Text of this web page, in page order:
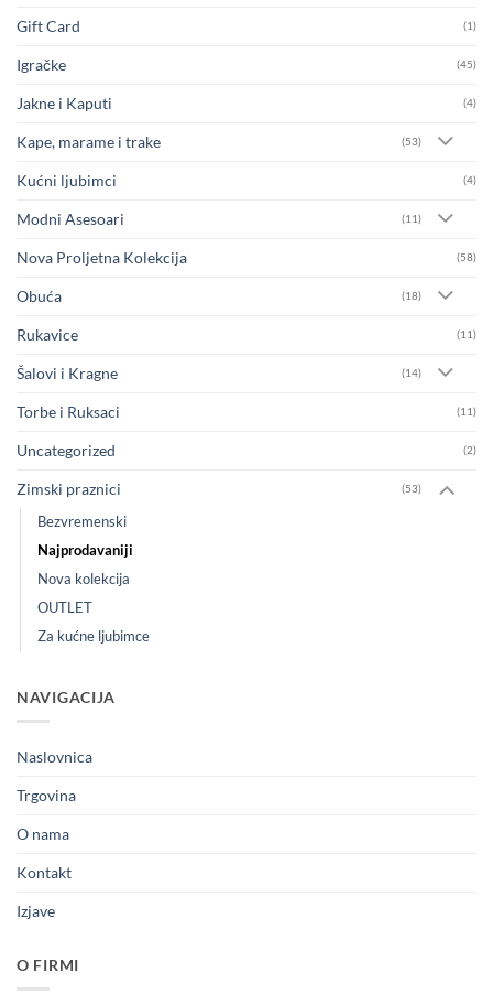
Gift Card (1)
Igračke (45)
Jakne i Kaputi (4)
Kape, marame i trake (53)
Kućni ljubimci (4)
Modni Asesoari (11)
Nova Proljetna Kolekcija (58)
Obuća (18)
Rukavice (11)
Šalovi i Kragne (14)
Torbe i Ruksaci (11)
Uncategorized (2)
Zimski praznici (53)
Bezvremenski
Najprodavaniji
Nova kolekcija
OUTLET
Za kućne ljubimce
NAVIGACIJA
Naslovnica
Trgovina
O nama
Kontakt
Izjave
O FIRMI